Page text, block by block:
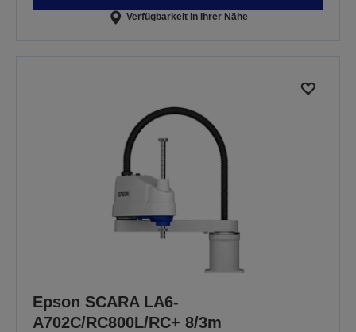
Verfügbarkeit in Ihrer Nähe
Epson SCARA LA6-
A702C/RC800L/RC+ 8/3m